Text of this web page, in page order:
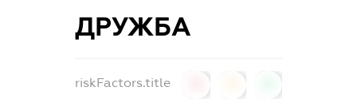
ДРУЖБА
riskFactors.title